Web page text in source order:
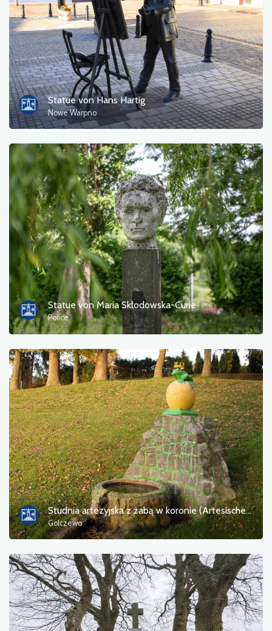
Statue von Hans Hartig
Nowe Warpno
Statue von Maria Skłodowska-Curie
Police
Studnia artezyjska z żabą w koronie (Artesische Quelle mit dem gekrönten Frosch)
Golczewo